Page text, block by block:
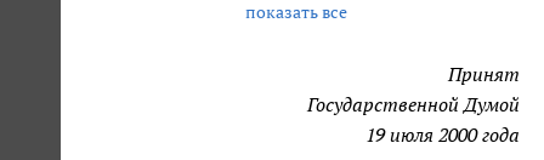
показать все
Принят
Государственной Думой
19 июля 2000 года